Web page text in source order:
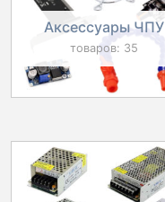
Аксессуары ЧПУ
товаров: 35